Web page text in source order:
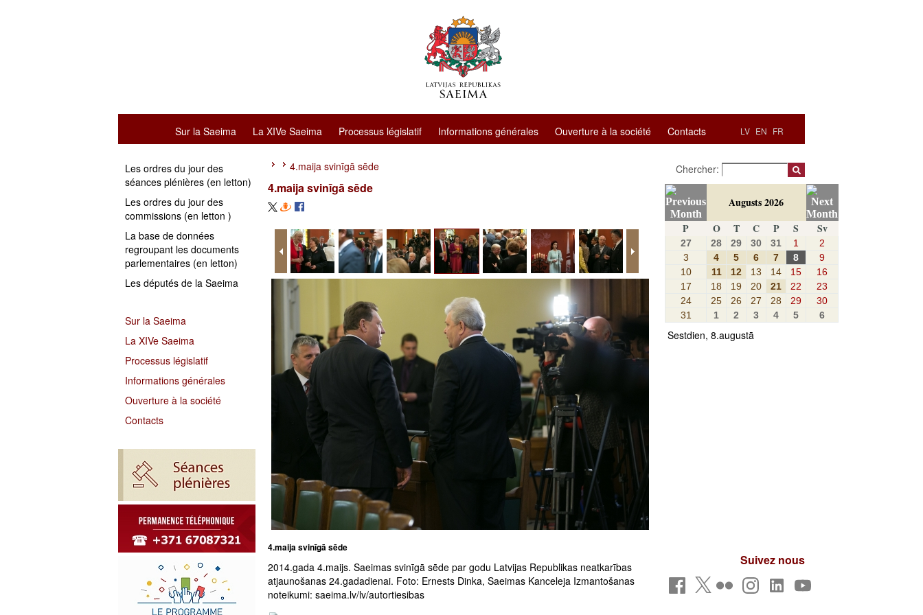
LV EN FR
Sur la Saeima La XIVe Saeima Processus législatif Informations générales Ouverture à la société Contacts
Les ordres du jour des
séances plénières (en letton)
Les ordres du jour des
commissions (en letton )
La base de données
regroupant les documents
parlementaires (en letton)
Les députés de la Saeima
Sur la Saeima
La XIVe Saeima
Processus législatif
Informations générales
Ouverture à la société
Contacts
4.maija svinīgā sēde
4.maija svinīgā sēde
4.maija svinīgā sēde
2014.gada 4.maijs. Saeimas svinīgā sēde par godu Latvijas Republikas neatkarības
atjaunošanas 24.gadadienai. Foto: Ernests Dinka, Saeimas Kanceleja Izmantošanas
noteikumi: saeima.lv/lv/autortiesibas
Chercher:
Augusts 2026
P
O T C P S Sv
27 28 29 30 31 1
2
3
4 5 6 7 8
9
10
11 12 13 14 15
16
17
18 19 20 21 22
23
24
25 26 27 28 29
30
31
1 2 3 4 5 6
Sestdien, 8.augustā
Suivez nous